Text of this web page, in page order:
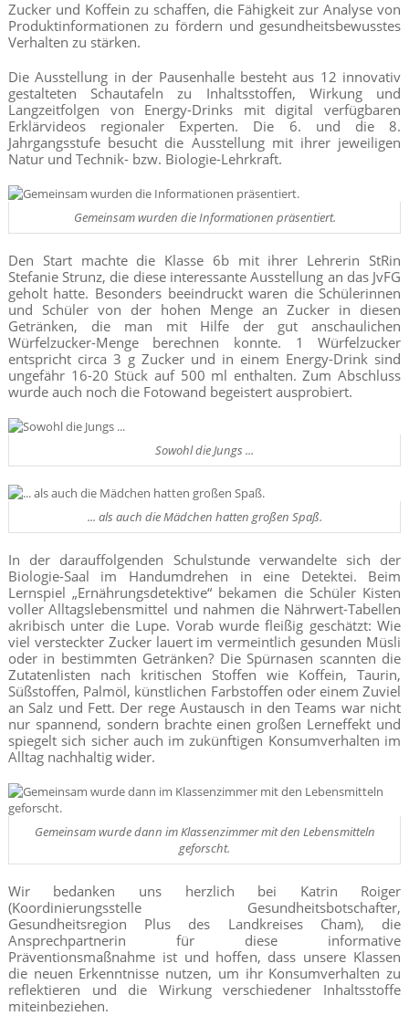
Zucker und Koffein zu schaffen, die Fähigkeit zur Analyse von
Produktinformationen zu fördern und gesundheitsbewusstes
Verhalten zu stärken.
Die Ausstellung in der Pausenhalle besteht aus 12 innovativ
gestalteten Schautafeln zu Inhaltsstoffen, Wirkung und
Langzeitfolgen von Energy-Drinks mit digital verfügbaren
Erklärvideos regionaler Experten. Die 6. und die 8.
Jahrgangsstufe besucht die Ausstellung mit ihrer jeweiligen
Natur und Technik- bzw. Biologie-Lehrkraft.
Gemeinsam wurden die Informationen präsentiert.
Den Start machte die Klasse 6b mit ihrer Lehrerin StRin
Stefanie Strunz, die diese interessante Ausstellung an das JvFG
geholt hatte. Besonders beeindruckt waren die Schülerinnen
und Schüler von der hohen Menge an Zucker in diesen
Getränken, die man mit Hilfe der gut anschaulichen
Würfelzucker-Menge berechnen konnte. 1 Würfelzucker
entspricht circa 3 g Zucker und in einem Energy-Drink sind
ungefähr 16-20 Stück auf 500 ml enthalten. Zum Abschluss
wurde auch noch die Fotowand begeistert ausprobiert.
Sowohl die Jungs ...
... als auch die Mädchen hatten großen Spaß.
In der darauffolgenden Schulstunde verwandelte sich der
Biologie-Saal im Handumdrehen in eine Detektei. Beim
Lernspiel „Ernährungsdetektive“ bekamen die Schüler Kisten
voller Alltagslebensmittel und nahmen die Nährwert-Tabellen
akribisch unter die Lupe. Vorab wurde fleißig geschätzt: Wie
viel versteckter Zucker lauert im vermeintlich gesunden Müsli
oder in bestimmten Getränken? Die Spürnasen scannten die
Zutatenlisten nach kritischen Stoffen wie Koffein, Taurin,
Süßstoffen, Palmöl, künstlichen Farbstoffen oder einem Zuviel
an Salz und Fett. Der rege Austausch in den Teams war nicht
nur spannend, sondern brachte einen großen Lerneffekt und
spiegelt sich sicher auch im zukünftigen Konsumverhalten im
Alltag nachhaltig wider.
Gemeinsam wurde dann im Klassenzimmer mit den Lebensmitteln
geforscht.
Wir bedanken uns herzlich bei Katrin Roiger
(Koordinierungsstelle Gesundheitsbotschafter,
Gesundheitsregion Plus des Landkreises Cham), die
Ansprechpartnerin für diese informative
Präventionsmaßnahme ist und hoffen, dass unsere Klassen
die neuen Erkenntnisse nutzen, um ihr Konsumverhalten zu
reflektieren und die Wirkung verschiedener Inhaltsstoffe
miteinbeziehen.